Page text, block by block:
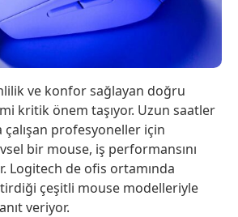
ve konfor sağlayan doğru
kritik önem taşıyor. Uzun saatler
çalışan profesyoneller için
bir mouse, iş performansını
Logitech de ofis ortamında
çeşitli mouse modelleriyle
veriyor.